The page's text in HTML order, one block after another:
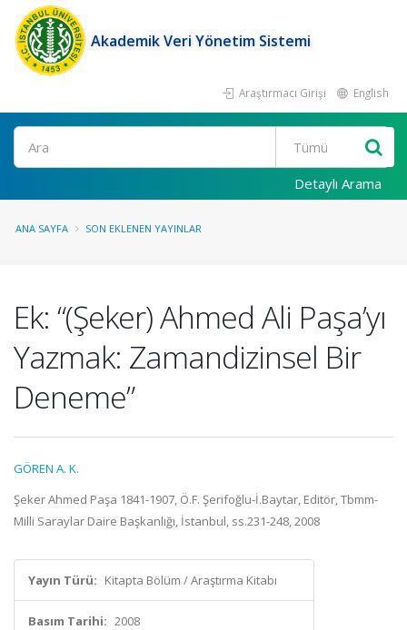
Akademik Veri Yönetim Sistemi
Araştırmacı Girişi English
Ara
Detaylı Arama
ANA SAYFA SON EKLENEN YAYINLAR
Ek: “(Şeker) Ahmed Ali Paşa’yı
Yazmak: Zamandizinsel Bir
Deneme”
GÖREN A. K.
Şeker Ahmed Paşa 1841-1907, Ö.F. Şerifoğlu-İ.Baytar, Editör, Tbmm-
Milli Saraylar Daire Başkanlığı, İstanbul, ss.231-248, 2008
Yayın Türü: Kitapta Bölüm / Araştırma Kitabı
Basım Tarihi: 2008